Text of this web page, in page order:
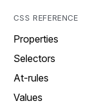
CSS REFERENCE
Properties
Selectors
At-rules
Values